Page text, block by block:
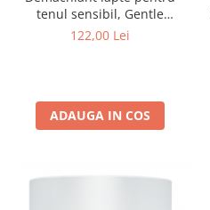
tenul sensibil, Gentle
Cleanser - 120ml
122,00 Lei
ADAUGA IN COS